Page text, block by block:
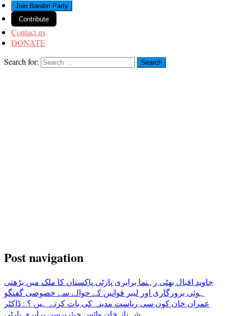
Join Barabri Party
Contribute
Contact us
DONATE
Search for:
Post navigation
جاوید اقبال بھٹی رہنما برابری پارٹی پاکستان کا ملک میں بڑھتی
ہوئی بروزگاری اور لیبر قوانین کے حوالے سے خصوصی گفتگو
عمران خان کون سی ریاست مدینہ کی بات کرتے ہیں ؟ : ڈاکٹر
شہناز خان وائس چیئرپرسن برابری پارٹی